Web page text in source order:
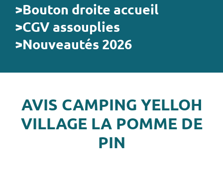
>Bouton droite accueil
>CGV assouplies
>Nouveautés 2026
AVIS CAMPING YELLOH
VILLAGE LA POMME DE
PIN